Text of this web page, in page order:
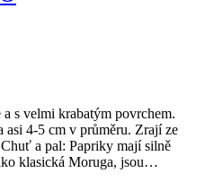
s velmi krabatým povrchem.
4-5 cm v průměru. Zrají ze
a pal: Papriky mají silně
klasická Moruga, jsou…